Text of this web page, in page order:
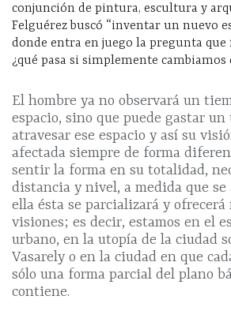
conjunción de pintura, escultura y
Felguérez buscó “inventar un nuevo
donde entra en juego la pregunta
¿qué pasa si simplemente cambiamos
El hombre ya no observará un
espacio, sino que puede gastar
atravesar ese espacio y así su
afectada siempre de forma
sentir la forma en su totalidad,
distancia y nivel, a medida que se
ella ésta se parcializará y
visiones; es decir, estamos en el
urbano, en la utopía de la ciudad
Vasarely o en la ciudad en que
sólo una forma parcial del plano
contiene.